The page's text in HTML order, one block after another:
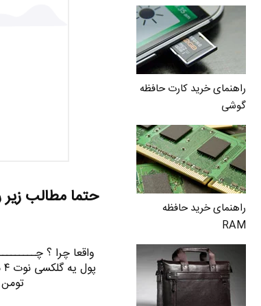
راهنمای خرید کارت حافظه
گوشی
راهنمای خرید حافظه
RAM
حتما مطالب
واقعا چرا ؟
تومن